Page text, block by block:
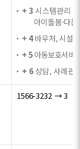
+ 3시스템관리
아이돌봄·다문
+ 4바우처, 시설
+ 5아동보호서비
+ 6상담, 사례관
1566-3232 → 3